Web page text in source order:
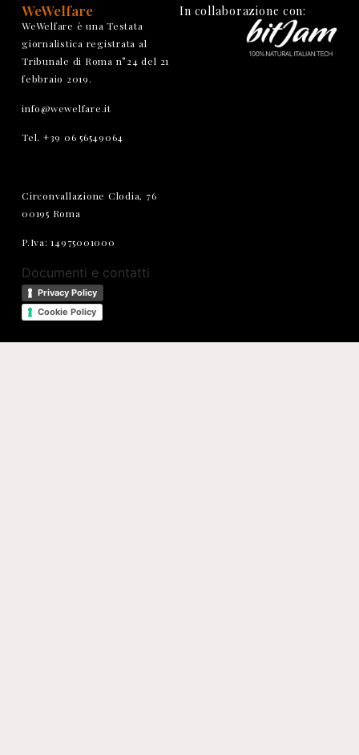
WeWelfare
WeWelfare è una Testata
giornalistica registrata al
Tribunale di Roma n°24 del 21
febbraio 2019.
info@wewelfare.it
Tel. +39 06 56549064
Circonvallazione Clodia, 76
00195 Roma
P.Iva: 14975001000
Documenti e contatti
Privacy Policy
Cookie Policy
In collaborazione con: